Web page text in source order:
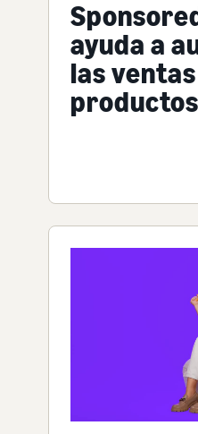
ayuda a
las
productos